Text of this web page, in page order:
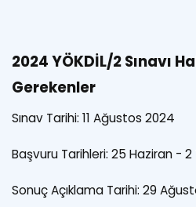
2024 YÖKDİL/2 Sınavı
Gerekenler
Sınav Tarihi: 11 Ağustos 2024
Başvuru Tarihleri: 25 Haziran -
Sonuç Açıklama Tarihi: 29